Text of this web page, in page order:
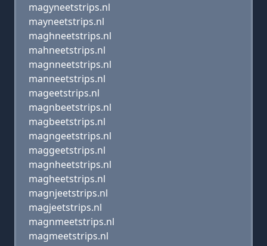
magyneetstrips.nl
mayneetstrips.nl
maghneetstrips.nl
mahneetstrips.nl
magnneetstrips.nl
manneetstrips.nl
mageetstrips.nl
magnbeetstrips.nl
magbeetstrips.nl
magngeetstrips.nl
maggeetstrips.nl
magnheetstrips.nl
magheetstrips.nl
magnjeetstrips.nl
magjeetstrips.nl
magnmeetstrips.nl
magmeetstrips.nl